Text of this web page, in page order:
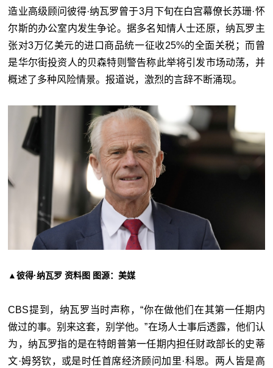
造业高级顾问彼得·纳瓦罗曾于3月下旬在白宫幕僚长苏珊·怀
尔斯的办公室内发生争论。据多名知情人士还原，纳瓦罗主
张对3万亿美元的进口商品统一征收25%的全面关税；而曾
是华尔街投资人的贝森特则警告称此举将引发市场动荡，并
概述了多种风险情景。报道说，激烈的言辞不断涌现。
▲彼得·纳瓦罗 资料图 图源：美媒
CBS提到，纳瓦罗当时声称，“你在做他们在其第一任期内
做过的事。别来这套，别学他。”在场人士事后透露，他们认
为，纳瓦罗指的是在特朗普第一任期内担任财政部长的史蒂
文·姆努钦，或是时任首席经济顾问加里·科恩。两人皆是高